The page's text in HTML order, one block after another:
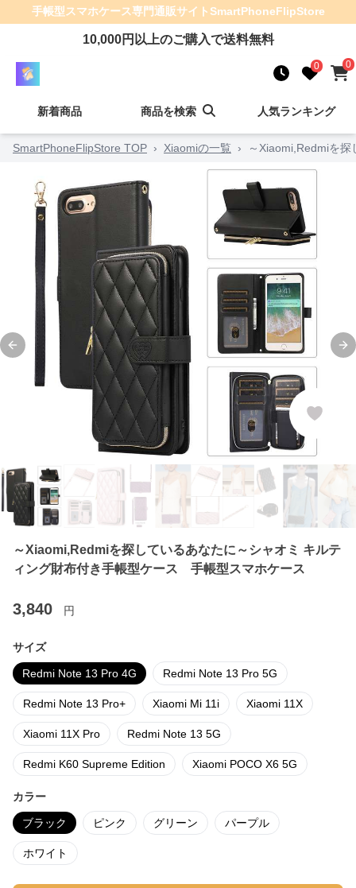
手帳型スマホケース専門通販サイトSmartPhoneFlipStore
10,000円以上のご購入で送料無料
0 0
新着商品 商品を検索 人気ランキング
SmartPhoneFlipStore TOP › Xiaomiの一覧 › ～Xiaomi,Redmiを
Previous slide
～Xiaomi,Redmiを探しているあなたに～シャオミ キルテ
ィング財布付き手帳型ケース 手帳型スマホケース
3,840 円
サイズ
Redmi Note 13 Pro 4G Redmi Note 13 Pro 5G
Redmi Note 13 Pro+ Xiaomi Mi 11i Xiaomi 11X
Xiaomi 11X Pro Redmi Note 13 5G
Redmi K60 Supreme Edition Xiaomi POCO X6 5G
カラー
ブラック ピンク グリーン パープル
ホワイト